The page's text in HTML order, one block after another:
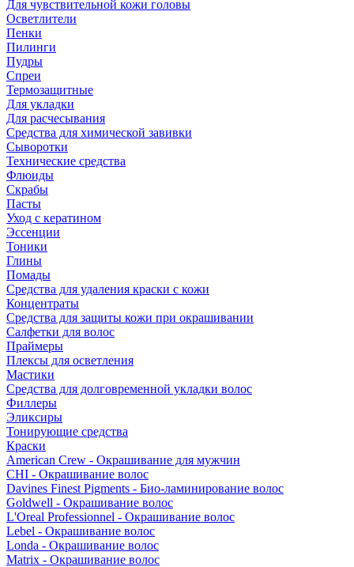
Для чувствительной кожи головы
Осветлители
Пенки
Пилинги
Пудры
Спреи
Термозащитные
Для укладки
Для расчесывания
Средства для химической завивки
Сыворотки
Технические средства
Флюиды
Скрабы
Пасты
Уход с кератином
Эссенции
Тоники
Глины
Помады
Средства для удаления краски с кожи
Концентраты
Средства для защиты кожи при окрашивании
Салфетки для волос
Праймеры
Плексы для осветления
Мастики
Средства для долговременной укладки волос
Филлеры
Эликсиры
Тонирующие средства
Краски
American Crew - Окрашивание для мужчин
CHI - Окрашивание волос
Davines Finest Pigments - Био-ламинирование волос
Goldwell - Окрашивание волос
L'Oreal Professionnel - Окрашивание волос
Lebel - Окрашивание волос
Londa - Окрашивание волос
Matrix - Окрашивание волос